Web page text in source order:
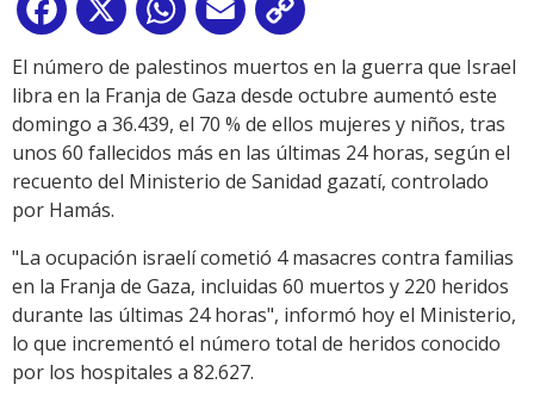
Facebook
X WhatsApp
Email
Link
El número de palestinos muertos en la guerra que Israel
libra en la Franja de Gaza desde octubre aumentó este
domingo a 36.439, el 70 % de ellos mujeres y niños, tras
unos 60 fallecidos más en las últimas 24 horas, según el
recuento del Ministerio de Sanidad gazatí, controlado
por Hamás.
"La ocupación israelí cometió 4 masacres contra familias
en la Franja de Gaza, incluidas 60 muertos y 220 heridos
durante las últimas 24 horas", informó hoy el Ministerio,
lo que incrementó el número total de heridos conocido
por los hospitales a 82.627.